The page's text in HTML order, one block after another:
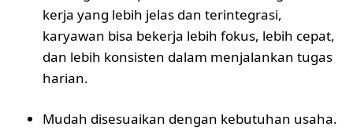
kerja yang lebih jelas dan terintegrasi,
karyawan bisa bekerja lebih fokus, lebih cepat,
dan lebih konsisten dalam menjalankan tugas
harian.
Mudah disesuaikan dengan kebutuhan usaha.